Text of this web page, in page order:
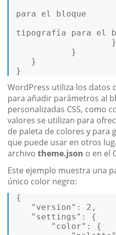
para el bloque
tipografía para el
}
}
}
WordPress utiliza los datos
para añadir parámetros al
personalizadas CSS, como
valores se utilizan para
de paleta de colores y para
que puede usar en otros
archivo theme.json o en el
Este ejemplo muestra una
único color negro:
{
"version" : 2,
"settings" : {
"color" : {